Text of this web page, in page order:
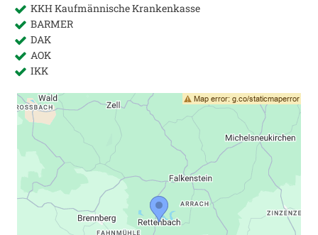
KKH Kaufmännische Krankenkasse
BARMER
DAK
AOK
IKK